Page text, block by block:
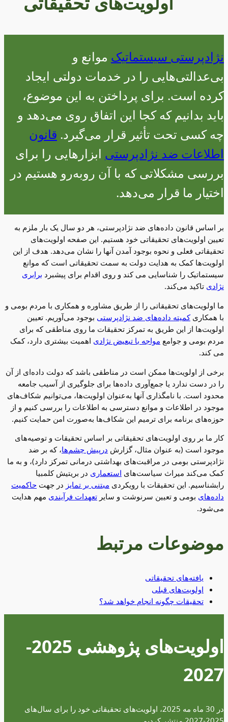
نژادپرستی سیستماتیک موانع و
بی‌عدالتی‌هایی را در خدمات دولتی ایجاد
کرده است. برای پرداختن به این موضوع،
باید بدانیم که کجا این اتفاق روی می‌دهد و
چه کسی تحت تأثیر قرار می‌گیرد. قانون
اطلاعات ضد نژادپرستی ابزارهایی را برای
بررسی مشکلاتی که با آن روبه‌رو هستیم در
اختیار ما قرار می‌دهد.
بر اساس قانون داده‌های ضد نژادپرستی، هر دو سال یک بار ملزم به
تعیین اولویت‌های تحقیقاتی خود هستیم. این صفحه اولویت‌های
تحقیقاتی فعلی و نحوه بوجود آمدن آنها را نشان می‌دهد. هدف از این
اولویت‌ها کمک به هدایت دولت به سمت تحقیقاتی است که موانع
سیستماتیک را شناسایی می کند و روی اقدام برای پیشبرد برابری
نژادی تاکید می‌کند.
ما‌ اولویت‌های تحقیقاتی را از طریق مشاوره و همکاری با مردم بومی و
با همکاریکمیته داده‌های ضد نژادپرستی بوجود می‌آوریم. تعیین
اولویت‌ها از این طریق به تمرکز تحقیقات ما روی مناطقی که برای
مردم بومی و جوامع مواجه با تبعیض نژادی اهمیت بیشتری دارد، کمک
می کند.
برخی از اولویت‌ها ممکن است در مناطقی باشد که دولت داده‌ای از آن
را در دست ندارد یا جمع‌آوری داده‌ها برای جلوگیری از آسیب جامعه
محدود است. با نامگذاری آنها به‌عنوان اولویت‌ها، می‌توانیم شکاف‌های
موجود در اطلاعات و موانع دسترسی به اطلاعات را بررسی کنیم و از
حوزه‌های برنامه برای ترمیم این شکاف‌ها به‌صورت امن حمایت کنیم.
کار ما بر روی اولویت‌های تحقیقاتی بر اساس تحقیقات و توصیه‌های
موجود است (به عنوان مثال، گزارش درپیش چشم‌ها، که بر ضد
نژادپرستی بومی در مراقبت‌های بهداشتی درمانی تمرکز دارد)، و به ما
کمک می‌کند میراث سیاست‌های استعماری در بریتیش کلمبیا
رابشناسیم. این تحقیقات با رویکردی مبتنی بر تمایز در جهت حاکمیت
داده‌های بومی و تعیین سرنوشت و سایر تعهدات فرآیندی مهم هدایت
می‌شود.
موضوعات مرتبط
یافته‌های تحقیقاتی
اولویت‌های قبلی
تحقیقات چگونه انجام خواهد شد؟
اولویت‌های پژوهشی 2025-
2027
در 30 ماه مه 2025، اولویت‌های تحقیقاتی خود را برای سال‌های